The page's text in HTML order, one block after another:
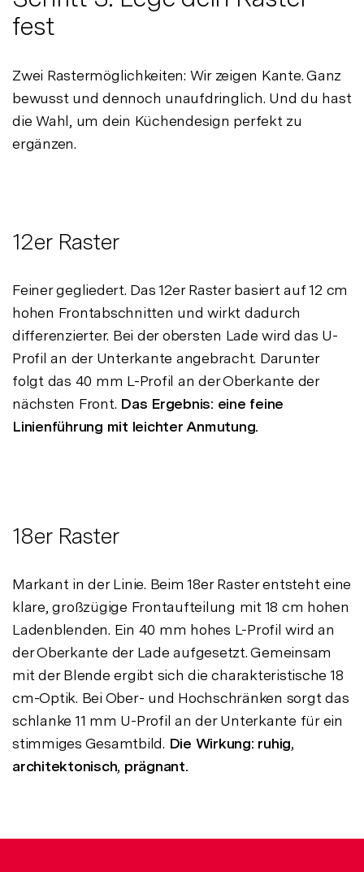
fest
Zwei Rastermöglichkeiten: Wir zeigen Kante. Ganz
bewusst und dennoch unaufdringlich. Und du hast
die Wahl, um dein Küchendesign perfekt zu
ergänzen.
12er Raster
Feiner gegliedert. Das 12er Raster basiert auf 12 cm
hohen Frontabschnitten und wirkt dadurch
differenzierter. Bei der obersten Lade wird das U-
Profil an der Unterkante angebracht. Darunter
folgt das 40 mm L-Profil an der Oberkante der
nächsten Front. Das Ergebnis: eine feine
Linienführung mit leichter Anmutung.
18er Raster
Markant in der Linie. Beim 18er Raster entsteht eine
klare, großzügige Frontaufteilung mit 18 cm hohen
Ladenblenden. Ein 40 mm hohes L-Profil wird an
der Oberkante der Lade aufgesetzt. Gemeinsam
mit der Blende ergibt sich die charakteristische 18
cm-Optik. Bei Ober- und Hochschränken sorgt das
schlanke 11 mm U-Profil an der Unterkante für ein
stimmiges Gesamtbild. Die Wirkung: ruhig,
architektonisch, prägnant.